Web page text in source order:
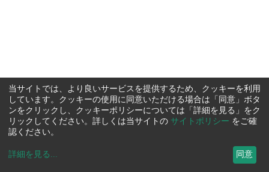
当サイトでは、より良いサービスを提供するため、クッキーを利用
しています。クッキーの使用に同意いただける場合は「同意」ボタ
ンをクリックし、クッキーポリシーについては「詳細を見る」をク
リックしてください。詳しくは当サイトの サイトポリシー をご確
認ください。
詳細を見る ... 同意